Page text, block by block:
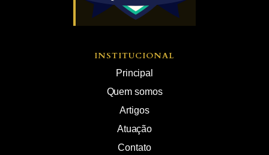
INSTITUCIONAL
Principal
Quem somos
Artigos
Atuação
Contato